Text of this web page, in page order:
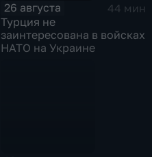
26 августа
44 мин
Турция не
заинтересована в войсках
НАТО на Украине